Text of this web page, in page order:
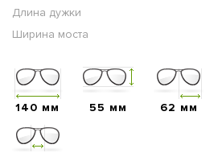
Длина дужки
Ширина моста
140 мм 55 мм 62 мм